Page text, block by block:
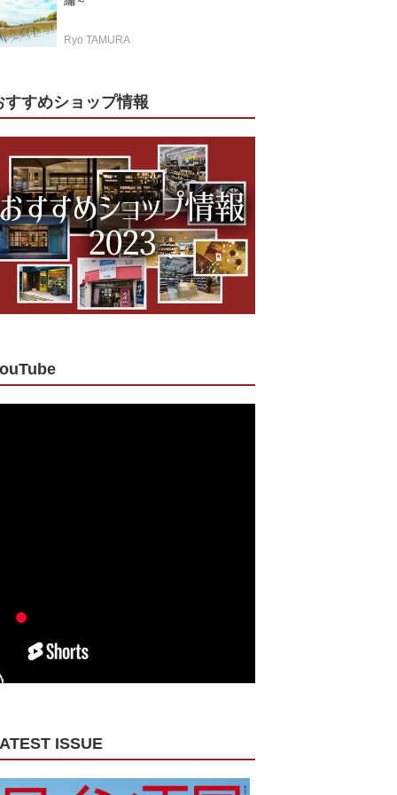
Ryo TAMURA
すすめショップ情報
ISSUE